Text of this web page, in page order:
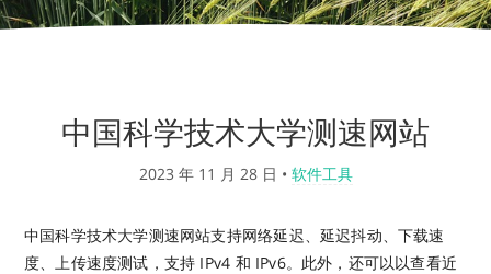
中国科学技术大学测速网站
2023 年 11 月 28 日 • 软件工具
中国科学技术大学测速网站支持网络延迟、延迟抖动、下载速
度、上传速度测试，支持 IPv4 和 IPv6。此外，还可以以查看近